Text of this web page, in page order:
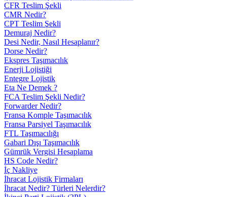
CFR Teslim Şekli
CMR Nedir?
CPT Teslim Şekli
Demuraj Nedir?
Desi Nedir, Nasıl Hesaplanır?
Dorse Nedir?
Ekspres Taşımacılık
Enerji Lojistiği
Entegre Lojistik
Eta Ne Demek ?
FCA Teslim Şekli Nedir?
Forwarder Nedir?
Fransa Komple Taşımacılık
Fransa Parsiyel Taşımacılık
FTL Taşımacılığı
Gabari Dışı Taşımacılık
Gümrük Vergisi Hesaplama
HS Code Nedir?
İç Nakliye
İhracat Lojistik Firmaları
İhracat Nedir? Türleri Nelerdir?